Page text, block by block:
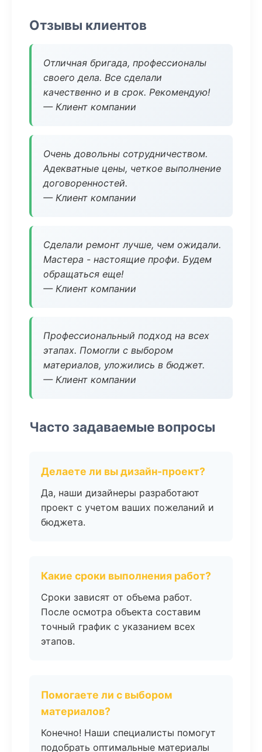
Отзывы клиентов
Отличная бригада, профессионалы
своего дела. Все сделали
качественно и в срок. Рекомендую!
— Клиент компании
Очень довольны сотрудничеством.
Адекватные цены, четкое выполнение
договоренностей.
— Клиент компании
Сделали ремонт лучше, чем ожидали.
Мастера - настоящие профи. Будем
обращаться еще!
— Клиент компании
Профессиональный подход на всех
этапах. Помогли с выбором
материалов, уложились в бюджет.
— Клиент компании
Часто задаваемые вопросы
Делаете ли вы дизайн-проект?
Да, наши дизайнеры разработают
проект с учетом ваших пожеланий и
бюджета.
Какие сроки выполнения работ?
Сроки зависят от объема работ.
После осмотра объекта составим
точный график с указанием всех
этапов.
Помогаете ли с выбором
материалов?
Конечно! Наши специалисты помогут
подобрать оптимальные материалы